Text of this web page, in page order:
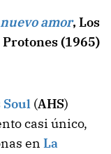
amor, Los
Protones (1965)
Soul (AHS)
casi único,
en La